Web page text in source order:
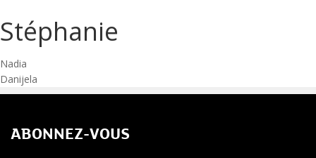
Stéphanie
Navigation
de
l’article
Nadia
Danijela
ABONNEZ-VOUS